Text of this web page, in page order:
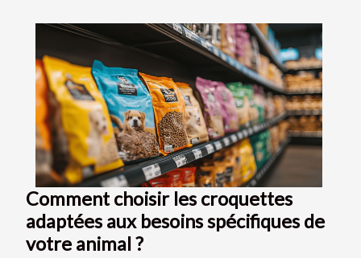
Comment choisir les croquettes
adaptées aux besoins spécifiques de
votre animal ?